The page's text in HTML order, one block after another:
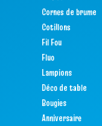
Cornes de brume
Cotillons
Fil Fou
Fluo
Lampions
Déco de table
Bougies
Anniversaire